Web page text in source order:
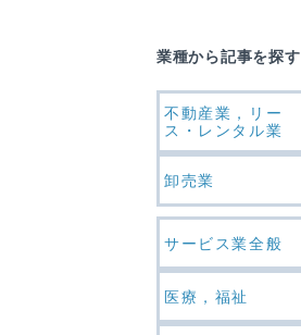
業種から記事を探す
不動産業，リー
ス・レンタル業
卸売業
サービス業全般
医療，福祉